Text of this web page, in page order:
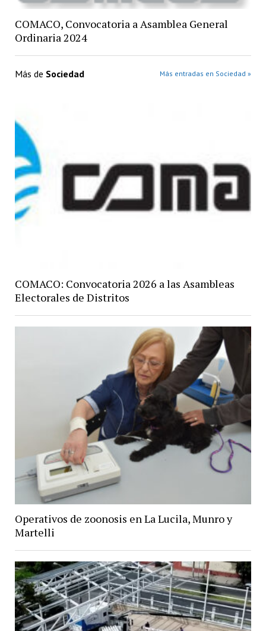
COMACO, Convocatoria a Asamblea General
Ordinaria 2024
Más de Sociedad Más entradas en Sociedad »
COMACO: Convocatoria 2026 a las Asambleas
Electorales de Distritos
Operativos de zoonosis en La Lucila, Munro y
Martelli